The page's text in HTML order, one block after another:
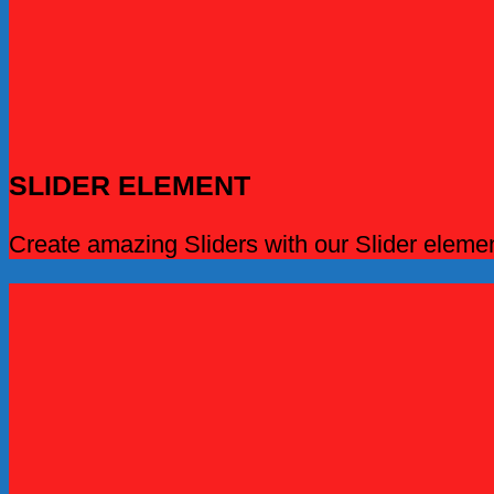
SLIDER ELEMENT
Create amazing Sliders with our Slider